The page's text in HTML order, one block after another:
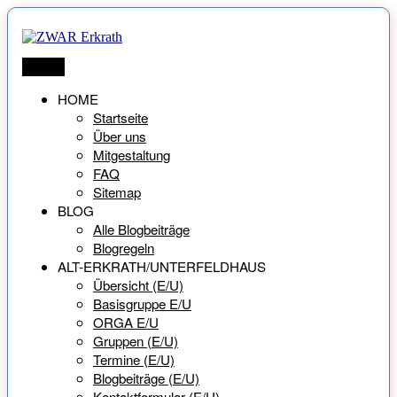
Zum
Inhalt
springen
HOME
Startseite
Über uns
Mitgestaltung
FAQ
Sitemap
BLOG
Alle Blogbeiträge
Blogregeln
ALT-ERKRATH/UNTERFELDHAUS
Übersicht (E/U)
Basisgruppe E/U
ORGA E/U
Gruppen (E/U)
Termine (E/U)
Blogbeiträge (E/U)